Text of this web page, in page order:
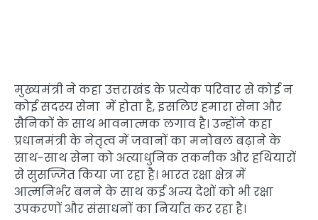
मुख्यमंत्री ने कहा उत्तराखंड के प्रत्येक परिवार से कोई न
कोई सदस्य सेना में होता है, इसलिए हमारा सेना और
सैनिकों के साथ भावनात्मक लगाव है। उन्होंने कहा
प्रधानमंत्री के नेतृत्व में जवानों का मनोबल बढ़ाने के
साथ-साथ सेना को अत्याधुनिक तकनीक और हथियारों
से सुसज्जित किया जा रहा है। भारत रक्षा क्षेत्र में
आत्मनिर्भर बनने के साथ कई अन्य देशों को भी रक्षा
उपकरणों और संसाधनों का निर्यात कर रहा है।